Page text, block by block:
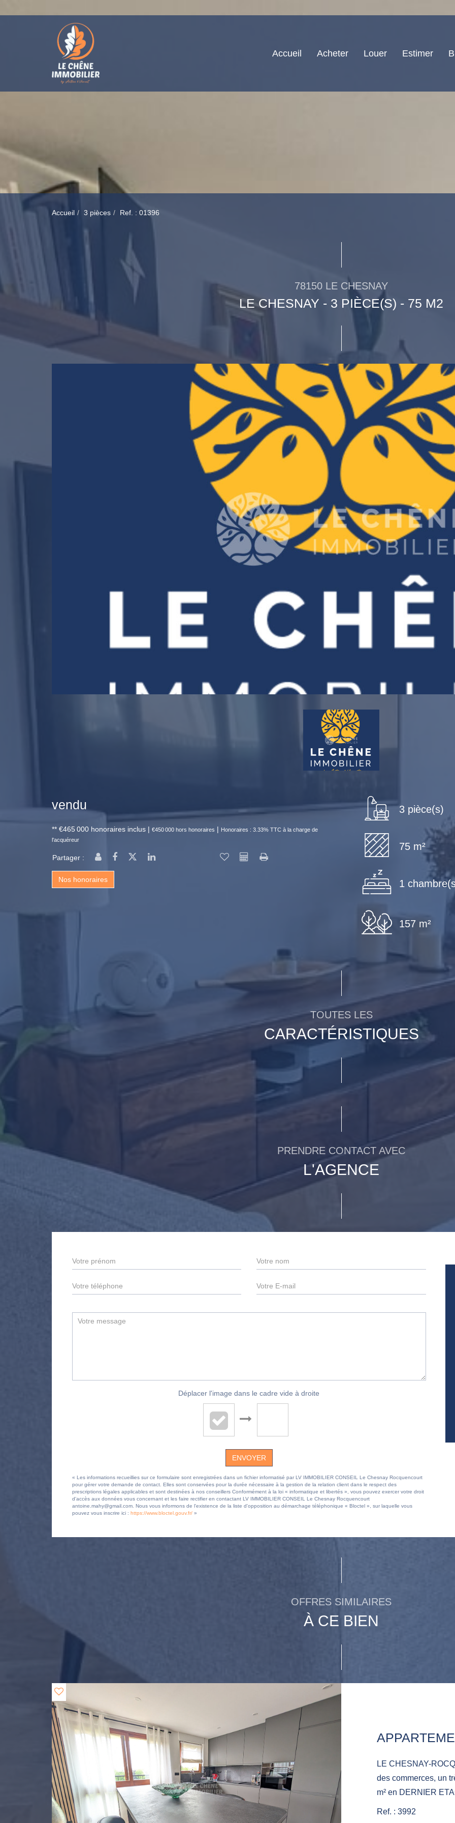
Accueil Acheter Louer Estimer
Accueil 3 pièces Ref. : 01396
78150 LE CHESNAY
LE CHESNAY - 3 PIÈCE(S) - 75 M2
vendu
** €465 000 honoraires inclus | €450 000 hors honoraires | Honoraires : 3.33% TTC à la charge de
l'acquéreur
Partager :
Nos honoraires
3 pièce(s)
75 m²
1
157 m²
TOUTES LES
CARACTÉRISTIQUES
PRENDRE CONTACT AVEC
L'AGENCE
Déplacer l'image dans le cadre vide à droite
ENVOYER
« Les informations recueillies sur ce formulaire sont enregistrées dans un fichier informatisé par LV IMMOBILIER CONSEIL Le Chesnay Rocquencourt
pour gérer votre demande de contact. Elles sont conservées pour la durée nécessaire à la gestion de la relation client dans le respect des
prescriptions légales applicables et sont destinées à nos conseillers Conformément à la loi « informatique et libertés », vous pouvez exercer votre droit
d'accès aux données vous concernant et les faire rectifier en contactant LV IMMOBILIER CONSEIL Le Chesnay Rocquencourt
antoine.mahy@gmail.com. Nous vous informons de l'existence de la liste d'opposition au démarchage téléphonique « Bloctel », sur laquelle vous
pouvez vous inscrire ici : https://www.bloctel.gouv.fr/ »
OFFRES SIMILAIRES
À CE BIEN
LE CHESNAY-
des commerces, un
m² en DERNIER
séjour lumineux
Ref. : 3992